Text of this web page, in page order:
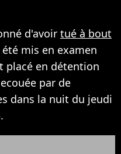
d'avoir tué à bout
été mis en examen
placé en détention
par de
dans la nuit du jeudi